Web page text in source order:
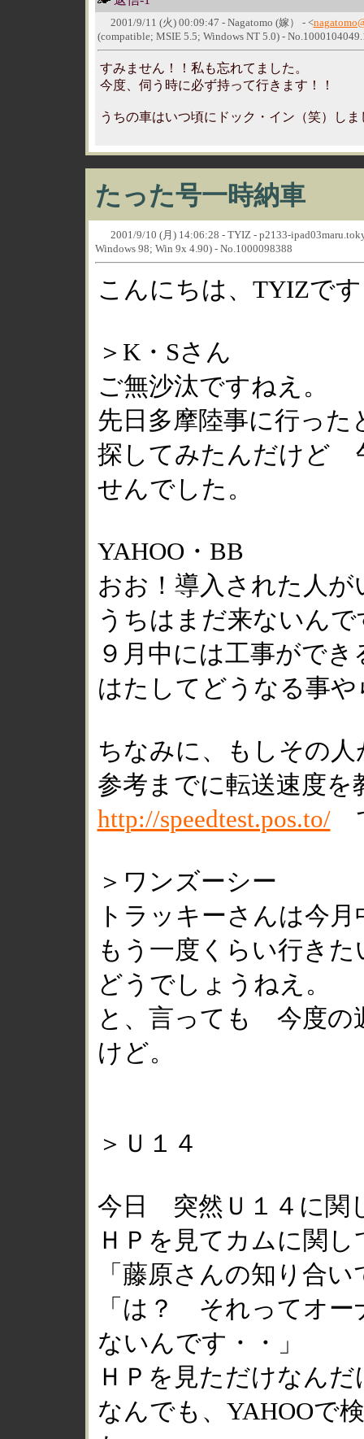
2001/9/11 (火) 00:09:47 - Nagatomo (嫁） - <
(compatible; MSIE 5.5; Windows NT 5.0) -
すみません！！私も忘れてました。
今度、伺う時に必ず持って行きます！！
うちの車はいつ頃にドック・イン（笑）しま
たった号一時納車
2001/9/10 (月) 14:06:28 - TYIZ - p2133-
Windows 98; Win 9x 4.90) - No.1000098388
こんにちは、TYIZです
＞K・Sさん
ご無沙汰ですねえ。
先日多摩陸事に行った
探してみたんだけど
せんでした。
YAHOO・BB
おお！導入された人が
うちはまだ来ないんで
９月中には工事がで
はたしてどうなる事や
ちなみに、もしその
参考までに転送速度
http://speedtest.pos.to/
＞ワンズーシー
トラッキーさんは今
もう一度くらい行き
どうでしょうねえ。
と、言っても 今度の
けど。
＞Ｕ１４
今日 突然Ｕ１４に関
ＨＰを見てカムに関
「藤原さんの知り合
「は？ それってオ
ないんです・・」
ＨＰを見ただけなんだ
なんでも、YAHOOで